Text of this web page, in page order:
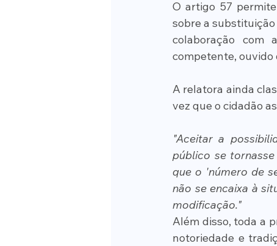
O artigo 57
sobre a
colaboração com
competente, ouvido
A relatora ainda
vez que o cidadão
"Aceitar a
público se
que o 'número de
não se encaixa à
modificação."
Além disso, toda a
notoriedade e